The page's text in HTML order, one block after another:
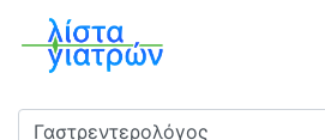
Ειδικότητα